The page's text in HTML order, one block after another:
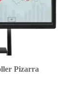
Pizarra